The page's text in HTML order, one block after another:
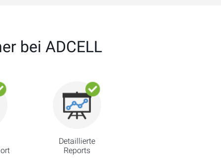
bei ADCELL
Detaillierte
Reports